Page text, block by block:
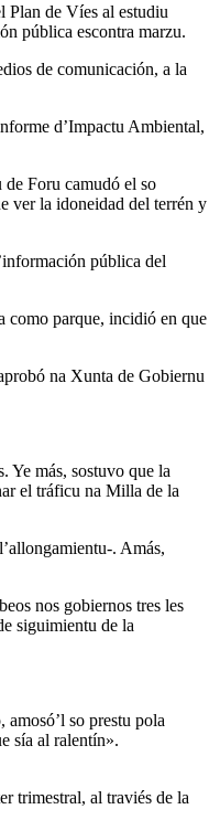
Plan de Víes al estudiu
pública escontra marzu.
de comunicación, a la
d’Impactu Ambiental,
Foru camudó el so
ver la idoneidad del terrén y
pública del
como parque, incidió en que
na Xunta de Gobiernu
Ye más, sostuvo que la
el tráficu na Milla de la
. Amás,
nos gobiernos tres les
siguimientu de la
so prestu pola
sía al ralentín».
trimestral, al traviés de la